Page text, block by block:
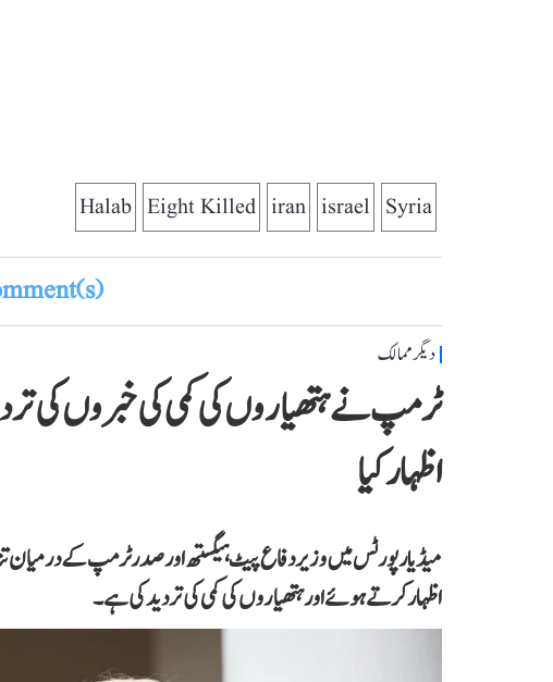
Syria
israel
iran
Eight Killed
Halab
دیگر ممالک
ٹرمپ نے ہتھیاروں کی کمی کی خبروں کی
اظہار کیا
میڈیا رپورٹس میں وزیر دفاع پیٹ ہیگستھ اور صدر ٹرمپ کے درمیان
اظہار کرتے ہوئے اور ہتھیاروں کی کمی کی تردید کی ہے۔